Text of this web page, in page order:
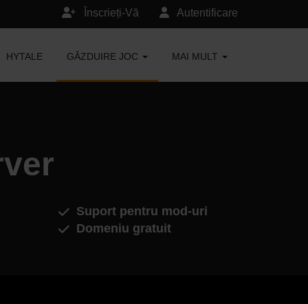
Autentificare
Înscrieți-Vă
HYTALE GĂZDUIRE JOC MAI MULT
Suport pentru mod-uri
Domeniu gratuit